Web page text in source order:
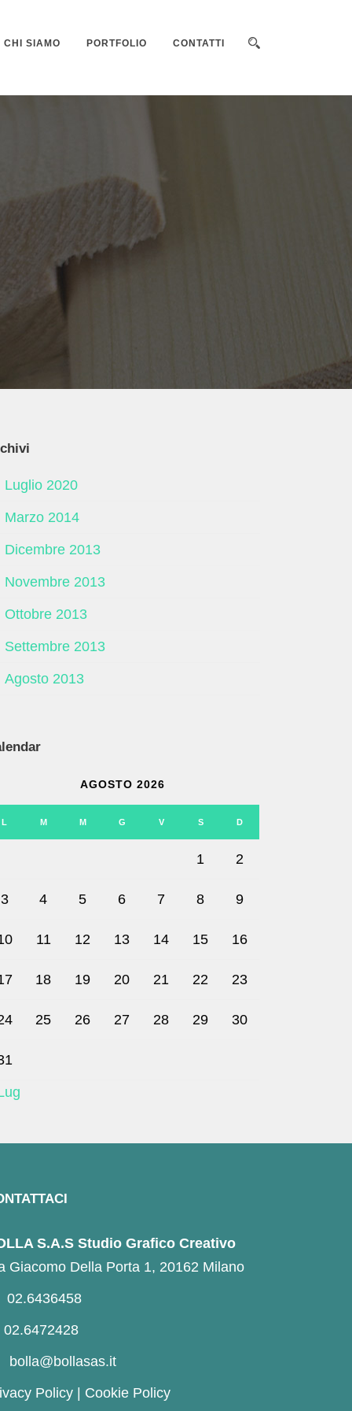
CHI SIAMO PORTFOLIO CONTATTI
Luglio 2020
Marzo 2014
Dicembre 2013
Novembre 2013
Ottobre 2013
Settembre 2013
Agosto 2013
AGOSTO 2026
L M M G V S D
1 2
3 4 5 6 7 8 9
11 12 13 14 15 16
18 19 20 21 22 23
25 26 27 28 29 30
S.A.S Studio Grafico Creativo
Giacomo Della Porta 1, 20162 Milano
02.6436458
02.6472428
bolla@bollasas.it
Policy| Cookie Policy